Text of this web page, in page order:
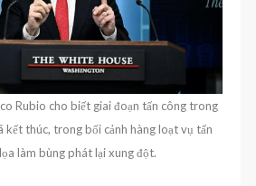
Rubio cho biết giai đoạn tấn công trong
kết thúc, trong bối cảnh hàng loạt vụ tấn
làm bùng phát lại xung đột.